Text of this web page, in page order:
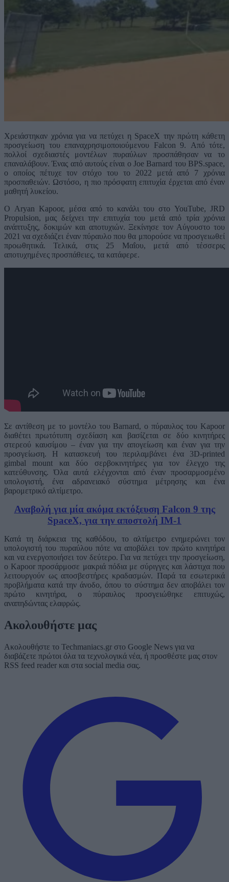
Χρειάστηκαν χρόνια για να πετύχει η SpaceX την πρώτη κάθετη
προσγείωση του επαναχρησιμοποιούμενου Falcon 9. Από τότε,
πολλοί σχεδιαστές μοντέλων πυραύλων προσπάθησαν να το
επαναλάβουν. Ένας από αυτούς είναι ο Joe Barnard του BPS.space,
ο οποίος πέτυχε τον στόχο του το 2022 μετά από 7 χρόνια
προσπαθειών. Ωστόσο, η πιο πρόσφατη επιτυχία έρχεται από έναν
μαθητή λυκείου.
Ο Aryan Kapoor, μέσα από το κανάλι του στο YouTube, JRD
Propulsion, μας δείχνει την επιτυχία του μετά από τρία χρόνια
ανάπτυξης, δοκιμών και αποτυχιών. Ξεκίνησε τον Αύγουστο του
2021 να σχεδιάζει έναν πύραυλο που θα μπορούσε να προσγειωθεί
προωθητικά. Τελικά, στις 25 Μαΐου, μετά από τέσσερις
αποτυχημένες προσπάθειες, τα κατάφερε.
Σε αντίθεση με το μοντέλο του Barnard, ο πύραυλος του Kapoor
διαθέτει πρωτότυπη σχεδίαση και βασίζεται σε δύο κινητήρες
στερεού καυσίμου – έναν για την απογείωση και έναν για την
προσγείωση. Η κατασκευή του περιλαμβάνει ένα 3D-printed
gimbal mount και δύο σερβοκινητήρες για τον έλεγχο της
κατεύθυνσης. Όλα αυτά ελέγχονται από έναν προσαρμοσμένο
υπολογιστή, ένα αδρανειακό σύστημα μέτρησης και ένα
βαρομετρικό αλτίμετρο.
Αναβολή για μία ακόμα εκτόξευση Falcon 9 της
SpaceX, για την αποστολή IM-1
Κατά τη διάρκεια της καθόδου, το αλτίμετρο ενημερώνει τον
υπολογιστή του πυραύλου πότε να αποβάλει τον πρώτο κινητήρα
και να ενεργοποιήσει τον δεύτερο. Για να πετύχει την προσγείωση,
ο Kapoor προσάρμοσε μακριά πόδια με σύριγγες και λάστιχα που
λειτουργούν ως αποσβεστήρες κραδασμών. Παρά τα εσωτερικά
προβλήματα κατά την άνοδο, όπου το σύστημα δεν αποβάλει τον
πρώτο κινητήρα, ο πύραυλος προσγειώθηκε επιτυχώς,
αναπηδώντας ελαφρώς.
Ακολουθήστε μας
Ακολουθήστε το Techmaniacs.gr στο Google News για να
διαβάζετε πρώτοι όλα τα τεχνολογικά νέα, ή προσθέστε μας στον
RSS feed reader και στα social media σας.